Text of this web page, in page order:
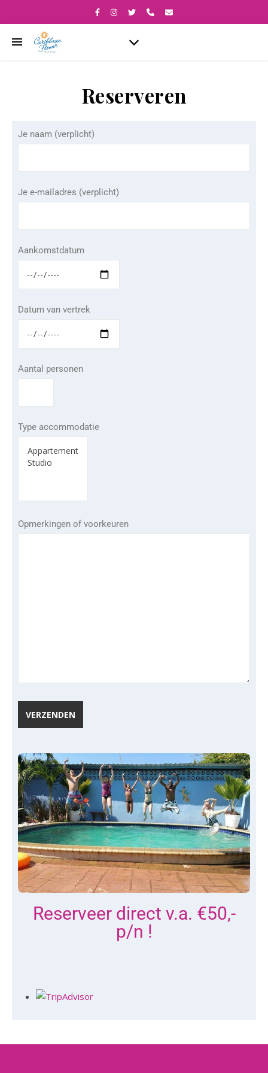
Reserveren
Je naam (verplicht)
Je e-mailadres (verplicht)
Aankomstdatum
Datum van vertrek
Aantal personen
Type accommodatie
Opmerkingen of voorkeuren
Reserveer direct v.a. €50,-
p/n !